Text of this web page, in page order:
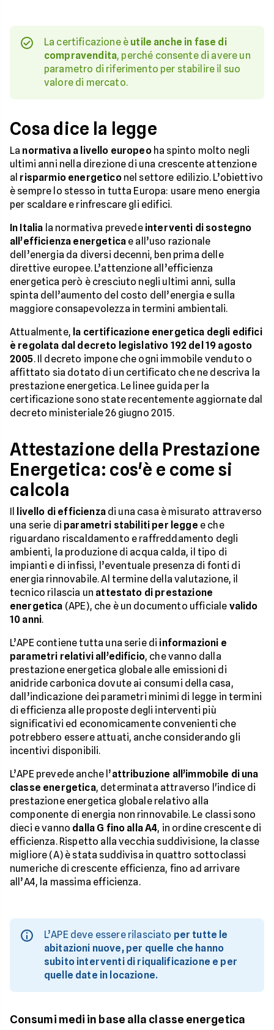
La certificazione è utile anche in fase di
compravendita, perché consente di avere un
parametro di riferimento per stabilire il suo
valore di mercato.
Cosa dice la legge
La normativa a livello europeoha spinto molto negli
ultimi anni nella direzione di una crescente attenzione
al risparmio energeticonel settore edilizio. L’obiettivo
è sempre lo stesso in tutta Europa: usare meno energia
per scaldare e rinfrescare gli edifici.
In Italia la normativa prevede interventi di sostegno
all’efficienza energetica e all’uso razionale
dell’energia da diversi decenni, ben prima delle
direttive europee. L’attenzione all’efficienza
energetica però è cresciuto negli ultimi anni, sulla
spinta dell’aumento del costo dell’energia e sulla
maggiore consapevolezza in termini ambientali.
Attualmente, la certificazione energetica degli edifici
è regolata dal decreto legislativo 192 del 19 agosto
2005. Il decreto impone che ogni immobile venduto o
affittato sia dotato di un certificato che ne descriva la
prestazione energetica. Le linee guida per la
certificazione sono state recentemente aggiornate dal
decreto ministeriale 26 giugno 2015.
Attestazione della Prestazione
Energetica: cos'è e come si
calcola
livello di efficienzadi una casa è misurato attraverso
una serie di parametri stabiliti per legge e che
riguardano riscaldamento e raffreddamento degli
ambienti, la produzione di acqua calda, il tipo di
impianti e di infissi, l’eventuale presenza di fonti di
energia rinnovabile. Al termine della valutazione, il
tecnico rilascia un attestato di prestazione
energetica (APE), che è un documento ufficiale valido
10 anni.
L’APE contiene tutta una serie di informazioni e
parametri relativi all’edificio, che vanno dalla
prestazione energetica globale alle emissioni di
anidride carbonica dovute ai consumi della casa,
dall’indicazione dei parametri minimi di legge in termini
di efficienza alle proposte degli interventi più
significativi ed economicamente convenienti che
potrebbero essere attuati, anche considerando gli
incentivi disponibili.
L’APE prevede anche l’attribuzione all’immobile di una
classe energetica, determinata attraverso l'indice di
prestazione energetica globale relativo alla
componente di energia non rinnovabile. Le classi sono
dieci e vanno dalla G fino alla A4, in ordine crescente di
efficienza. Rispetto alla vecchia suddivisione, la classe
migliore (A) è stata suddivisa in quattro sottoclassi
numeriche di crescente efficienza, fino ad arrivare
all’A4, la massima efficienza.
L’APE deve essere rilasciato per tutte le
abitazioni nuove, per quelle che hanno
subito interventi di riqualificazione e per
quelle date in locazione.
Consumi medi in base alla classe energetica